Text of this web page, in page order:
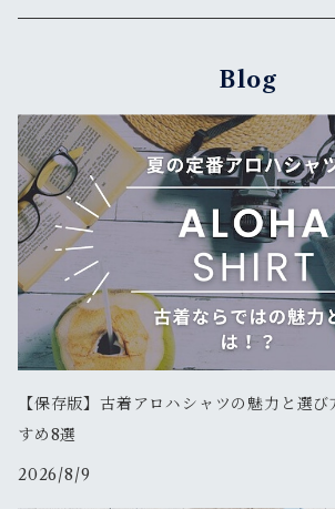
新品
古着
ベスト
古着
新品
その他
サングラス
ソックス
新品
その他
新品
古着
キャスケット
その他
新品
リュックサック・バックパック
ウェストポーチ
ボディバッグ
メッセンジャー
Blog
【保存版】古着アロハシャツの魅力と選
すめ8選
2026/8/9